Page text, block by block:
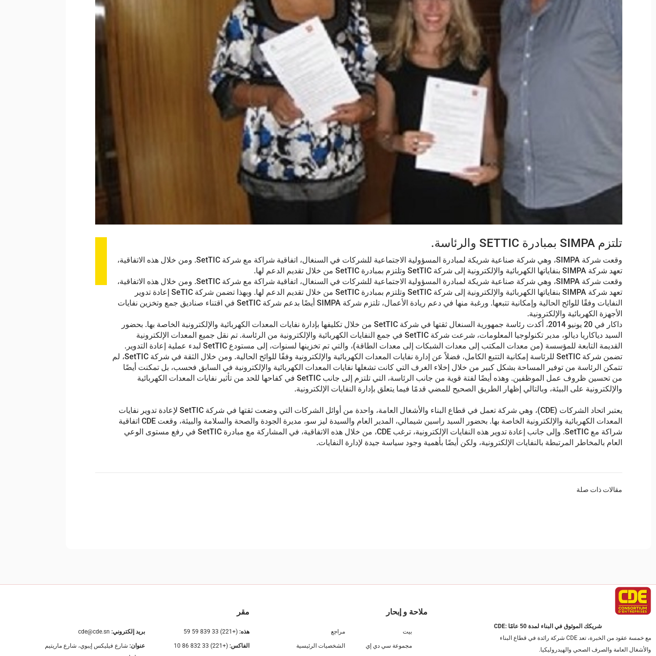
تلتزم SIMPA بمبادرة SETTIC والرئاسة.
وقعت شركة SIMPA، وهي شركة صناعية شريكة لمبادرة المسؤولية الاجتماعية للشركات في السنغال، اتفاقية شراكة مع شركة SetTIC. ومن خلال هذه الاتفاقية،
تعهد شركة SIMPA بنفاياتها الكهربائية والإلكترونية إلى شركة SetTIC وتلتزم بمبادرة SetTIC من خلال تقديم الدعم لها.
وقعت شركة SIMPA، وهي شركة صناعية شريكة لمبادرة المسؤولية الاجتماعية للشركات في السنغال، اتفاقية شراكة مع شركة SetTIC. ومن خلال هذه الاتفاقية،
تعهد شركة SIMPA بنفاياتها الكهربائية والإلكترونية إلى شركة SetTIC وتلتزم بمبادرة SetTIC من خلال تقديم الدعم لها. وبهذا تضمن شركة SeTIC إعادة تدوير
النفايات وفقًا للوائح الحالية وإمكانية تتبعها. ورغبة منها في دعم ريادة الأعمال، تلتزم شركة SIMPA أيضًا بدعم شركة SetTIC في اقتناء صناديق جمع وتخزين نفايات
الأجهزة الكهربائية والإلكترونية.
داكار في 20 يونيو 2014، أكدت رئاسة جمهورية السنغال ثقتها في شركة SetTIC من خلال تكليفها بإدارة نفايات المعدات الكهربائية والإلكترونية الخاصة بها. بحضور
السيد دياكاريا ديالو، مدير تكنولوجيا المعلومات، شرعت شركة SetTIC في جمع النفايات الكهربائية والإلكترونية من الرئاسة. تم نقل جميع المعدات الإلكترونية
القديمة التابعة للمؤسسة (من معدات المكتب إلى معدات الشبكات إلى معدات الطاقة)، والتي تم تخزينها لسنوات، إلى مستودع SetTIC لبدء عملية إعادة التدوير.
تضمن شركة SetTIC للرئاسة إمكانية التتبع الكامل، فضلاً عن إدارة نفايات المعدات الكهربائية والإلكترونية وفقًا للوائح الحالية. ومن خلال الثقة في شركة SetTIC، لم
تتمكن الرئاسة من توفير المساحة بشكل كبير من خلال إخلاء الغرف التي كانت تشغلها نفايات المعدات الكهربائية والإلكترونية في السابق فحسب، بل تمكنت أيضًا
من تحسين ظروف عمل الموظفين. وهذه أيضًا لفتة قوية من جانب الرئاسة، التي تلتزم إلى جانب SetTIC في كفاحها للحد من تأثير نفايات المعدات الكهربائية
والإلكترونية على البيئة، وبالتالي إظهار الطريق الصحيح للمضي قدمًا فيما يتعلق بإدارة النفايات الإلكترونية.
يعتبر اتحاد الشركات (CDE)، وهي شركة تعمل في قطاع البناء والأشغال العامة، واحدة من أوائل الشركات التي وضعت ثقتها في شركة SetTIC لإعادة تدوير نفايات
المعدات الكهربائية والإلكترونية الخاصة بها. بحضور السيد راسين شيمالي، المدير العام والسيدة ليز سو، مديرة الجودة والصحة والسلامة والبيئة، وقعت CDE اتفاقية
شراكة مع SetTIC. وإلى جانب إعادة تدوير هذه النفايات الإلكترونية، ترغب CDE، من خلال هذه الاتفاقية، في المشاركة مع مبادرة SetTIC في رفع مستوى الوعي
العام بالمخاطر المرتبطة بالنفايات الإلكترونية، ولكن أيضًا بأهمية وجود سياسة جيدة لإدارة النفايات.
مقالات ذات صلة
CDE: شريكك الموثوق في البناء لمدة 50 عامًا
مع خمسة عقود من الخبرة، تعد CDE شركة رائدة في قطاع البناء
والأشغال العامة والصرف الصحي والهيدروليكيا.
ملاحة و إبحار
بيت
مجموعة سي دي إي
مراجع
الشخصيات الرئيسية
مقر
هذه: (+221) 33 839 59 59
الفاكس: (+221) 33 832 86 10
بريد إلكتروني: cde@cde.sn
عنوان: شارع فيليكس إيبوي، شارع ماريتيم